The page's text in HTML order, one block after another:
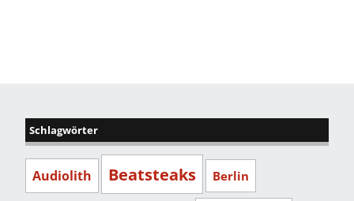
Schlagwörter
Audiolith Beatsteaks Berlin